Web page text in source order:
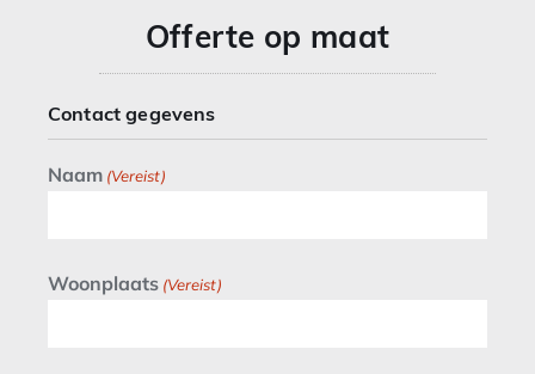
Offerte op maat
Contact gegevens
Naam (Vereist)
Woonplaats (Vereist)